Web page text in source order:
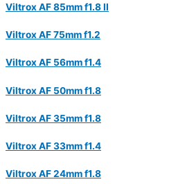
Viltrox AF 85mm f1.8 II
Viltrox AF 75mm f1.2
Viltrox AF 56mm f1.4
Viltrox AF 50mm f1.8
Viltrox AF 35mm f1.8
Viltrox AF 33mm f1.4
Viltrox AF 24mm f1.8